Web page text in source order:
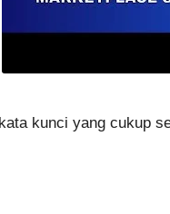
kunci yang cukup